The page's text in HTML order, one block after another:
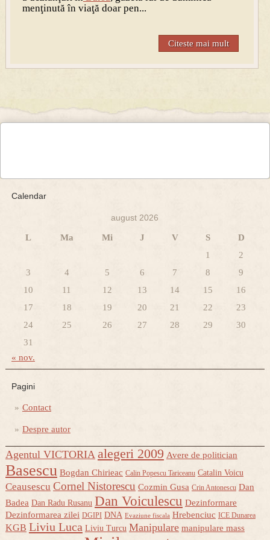
menţinută în viaţă doar pen...
Citeste mai mult
Calendar
august 2026
L Ma Mi J V S
D
1
2
3
4 5 6 7 8
9
10
11 12 13 14 15
16
17
18 19 20 21 22
23
24
25 26 27 28 29
30
31
« nov.
Pagini
Contact
Despre autor
Agentul VICTORIA alegeri 2009 Avere de politician
Basescu Bogdan Chirieac Calin Popescu Tariceanu Catalin Voicu
Ceausescu Cornel Nistorescu Cozmin Gusa Crin Antonescu Dan
Badea Dan Radu Rusanu Dan Voiculescu Dezinformare
Dezinformarea zilei DGIPI DNA Evaziune fiscala Hrebenciuc ICE Dunarea
KGB Liviu Luca Liviu Turcu Manipulare manipulare mass